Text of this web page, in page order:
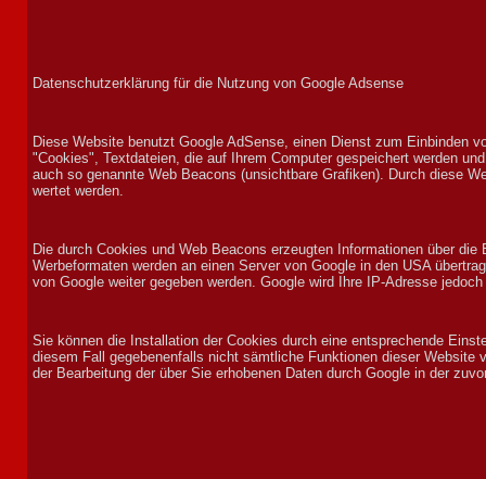
Datenschutzerklärung für die Nutzung von Google Adsense
Diese Web­site benutzt Google Ad­Sense, einen Dienst zum Ein­binden
"Cookies", Text­dateien, die auf Ihrem Com­puter gespeichert wer­den
auch so genannte Web Bea­cons (un­sicht­bare Gra­fi­ken). Durch diese
wer­tet wer­den.
Die durch Cookies und Web Bea­cons er­zeug­ten In­for­ma­tionen über
Werbe­for­maten wer­den an einen Ser­ver von Google in den USA
von Google weiter ge­geben werden. Google wird Ihre IP-Adres­se
Sie kön­nen die In­stalla­tion der Cookies durch eine ent­sprech­ende
diesem Fall ge­gebenen­falls nicht sämt­liche Funk­tionen dieser
der Be­ar­beit­ung der über Sie er­ho­benen Daten durch Google in der